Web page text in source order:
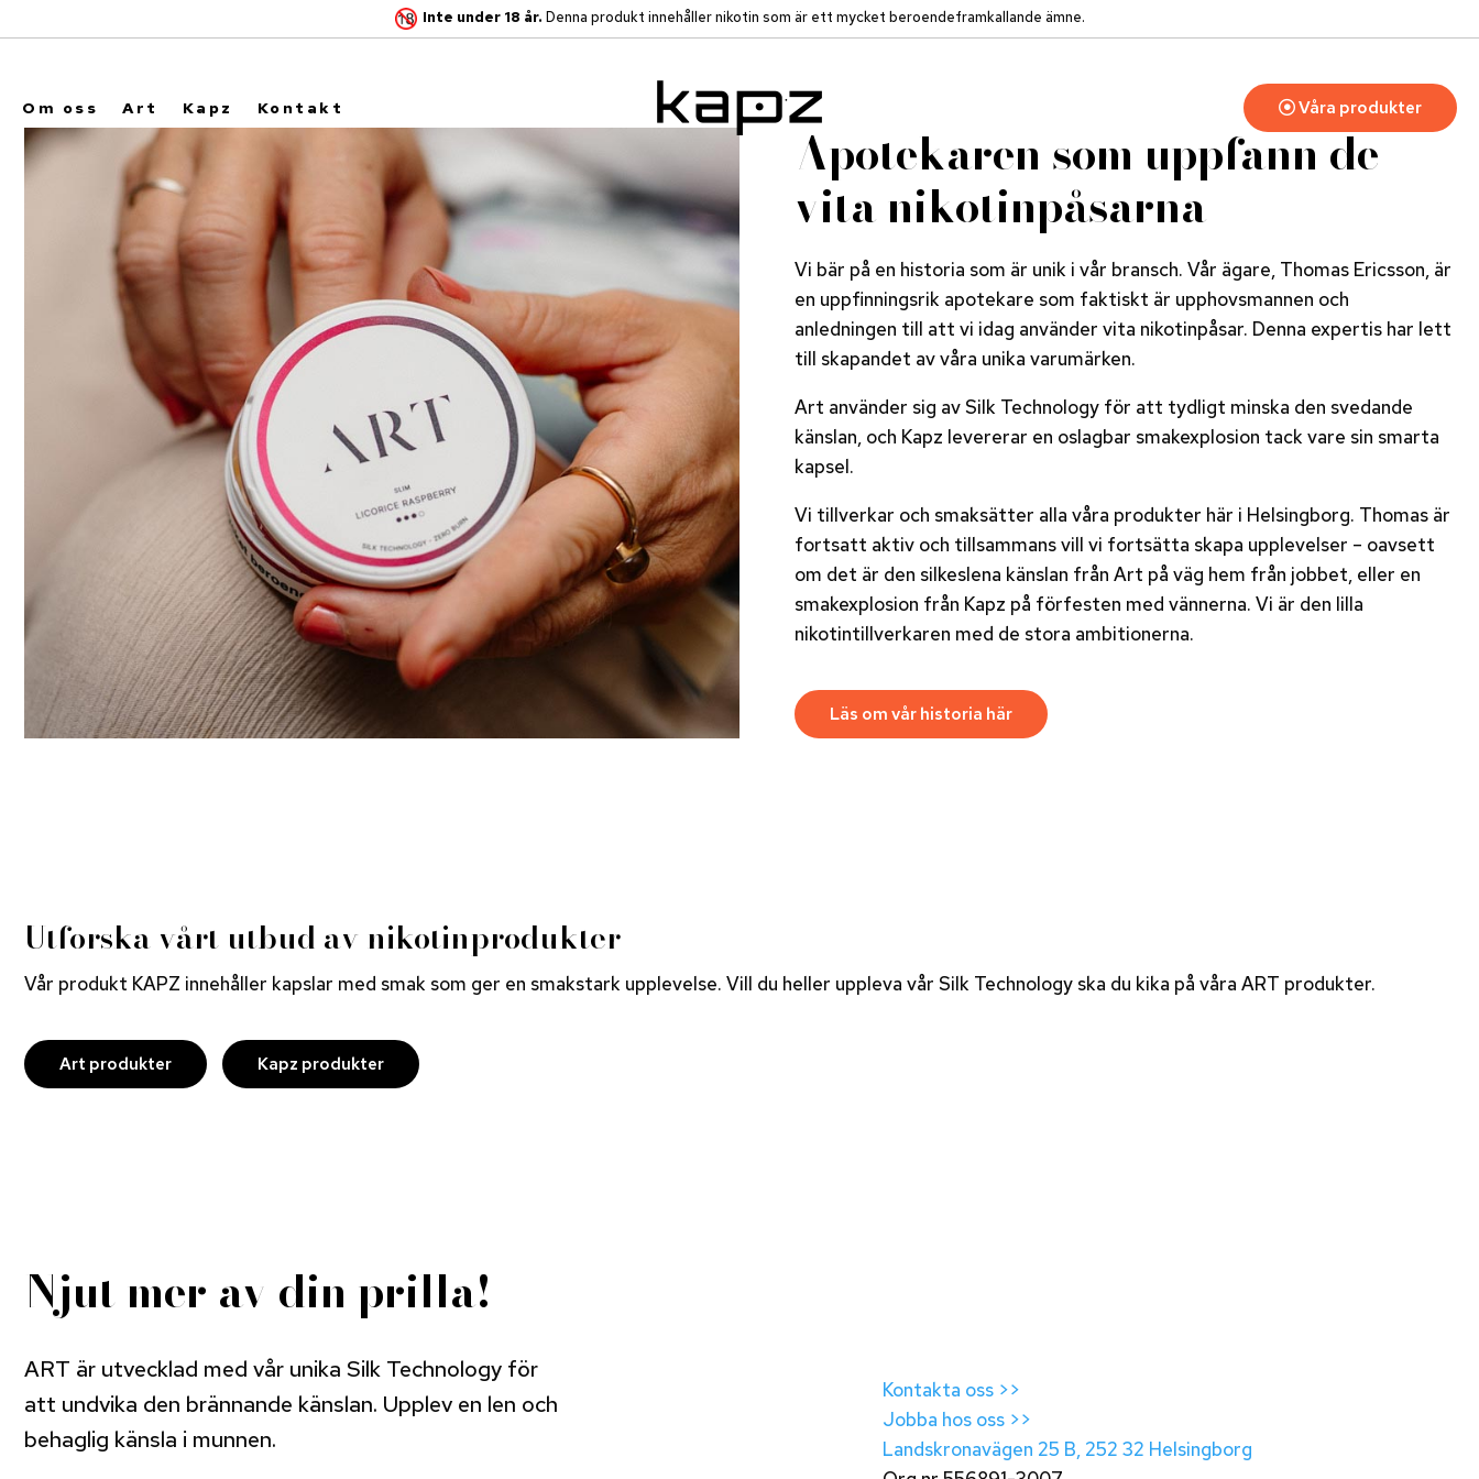
Inte under 18 år. Denna produkt innehåller nikotin som är ett mycket beroendeframkallande ämne.
Om oss Art Kapz Kontakt Våra produkter
Apotekaren som uppfann de
vita nikotinpåsarna
Vi bär på en historia som är unik i vår bransch. Vår ägare, Thomas Ericsson, är
en uppfinningsrik apotekare som faktiskt är upphovsmannen och
anledningen till att vi idag använder vita nikotinpåsar. Denna expertis har lett
till skapandet av våra unika varumärken.
Art använder sig av Silk Technology för att tydligt minska den svedande
känslan, och Kapz levererar en oslagbar smakexplosion tack vare sin smarta
kapsel.
Vi tillverkar och smaksätter alla våra produkter här i Helsingborg. Thomas är
fortsatt aktiv och tillsammans vill vi fortsätta skapa upplevelser – oavsett
om det är den silkeslena känslan från Art på väg hem från jobbet, eller en
smakexplosion från Kapz på förfesten med vännerna. Vi är den lilla
nikotintillverkaren med de stora ambitionerna.
Läs om vår historia här
Utforska vårt utbud av nikotinprodukter
Vår produkt KAPZ innehåller kapslar med smak som ger en smakstark upplevelse. Vill du heller uppleva vår Silk Technology ska du kika på våra ART produkter.
Art produkter Kapz produkter
Njut mer av din prilla!
ART är utvecklad med vår unika Silk Technology för
att undvika den brännande känslan. Upplev en len och
behaglig känsla i munnen.
Kontakta oss >>
Jobba hos oss >>
Landskronavägen 25 B, 252 32 Helsingborg